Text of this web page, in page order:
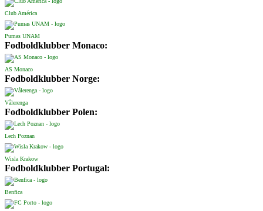
Club América
Pumas UNAM
Fodboldklubber Monaco:
AS Monaco
Fodboldklubber Norge:
Vålerenga
Fodboldklubber Polen:
Lech Poznan
Wisla Krakow
Fodboldklubber Portugal:
Benfica